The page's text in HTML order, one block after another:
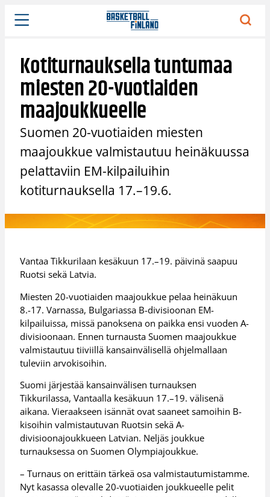
Siirry
sisältöön
Kotiturnauksella tuntumaa
miesten 20-vuotiaiden
maajoukkueelle
Suomen 20-vuotiaiden miesten
maajoukkue valmistautuu heinäkuussa
pelattaviin EM-kilpailuihin
kotiturnauksella 17.–19.6.
Vantaa Tikkurilaan kesäkuun 17.–19. päivinä saapuu
Ruotsi sekä Latvia.
Miesten 20-vuotiaiden maajoukkue pelaa heinäkuun
8.-17. Varnassa, Bulgariassa B-divisioonan EM-
kilpailuissa, missä panoksena on paikka ensi vuoden A-
divisioonaan. Ennen turnausta Suomen maajoukkue
valmistautuu tiiviillä kansainvälisellä ohjelmallaan
tuleviin arvokisoihin.
Suomi järjestää kansainvälisen turnauksen
Tikkurilassa, Vantaalla kesäkuun 17.–19. välisenä
aikana. Vieraakseen isännät ovat saaneet samoihin B-
kisoihin valmistautuvan Ruotsin sekä A-
divisioonajoukkueen Latvian. Neljäs joukkue
turnauksessa on Suomen Olympiajoukkue.
– Turnaus on erittäin tärkeä osa valmistautumistamme.
Nyt kasassa olevalle 20-vuotiaiden joukkueelle pelit